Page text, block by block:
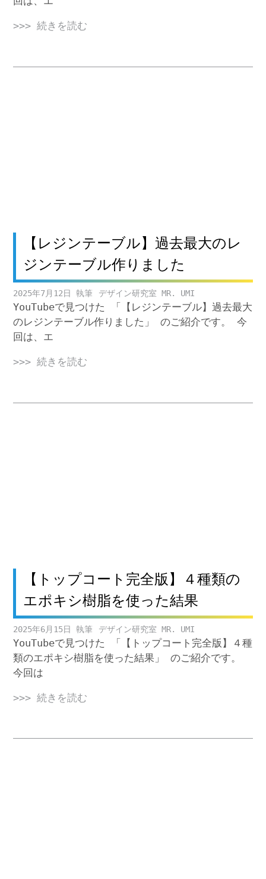
>>> 続きを読む
【レジンテーブル】過去最大のレ
ジンテーブル作りました
2025年7月12日 デザイン研究室 MR. UMI
YouTubeで見つけた 「【レジンテーブル】過去最大
のレジンテーブル作りました」 のご紹介です。 今
回は、エ
>>> 続きを読む
【トップコート完全版】４種類の
エポキシ樹脂を使った結果
2025年6月15日 デザイン研究室 MR. UMI
YouTubeで見つけた 「【トップコート完全版】４種
類のエポキシ樹脂を使った結果」 のご紹介です。
今回は
>>> 続きを読む